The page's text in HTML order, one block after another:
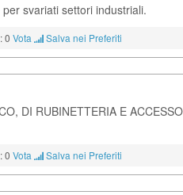
svariati settori industriali.
0 Vota Salva nei Preferiti
DI RUBINETTERIA E
0 Vota Salva nei Preferiti